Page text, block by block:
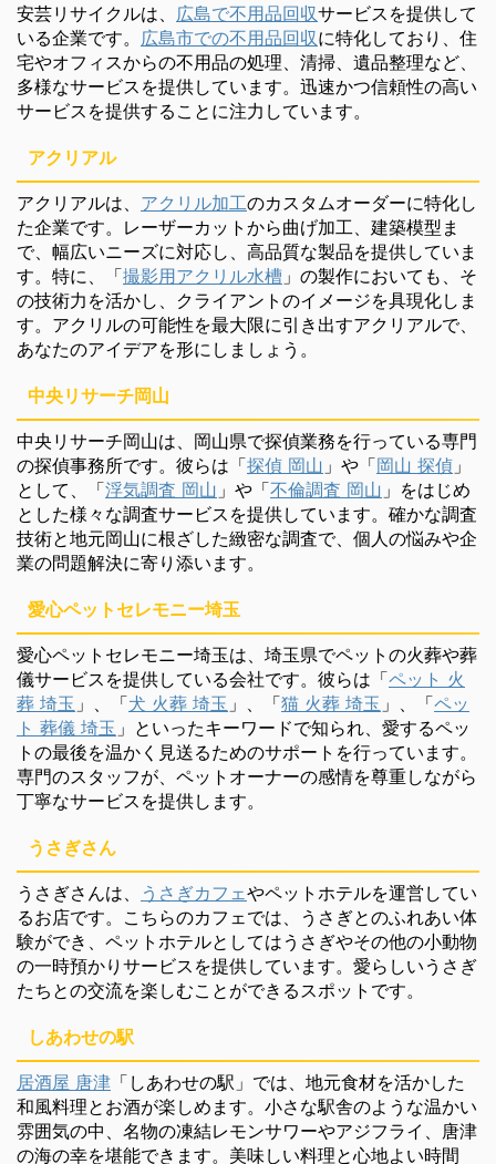
安芸リサイクルは、 広島で不用品回収サービスを提供して
いる企業です。 広島市での不用品回収に特化しており、住
宅やオフィスからの不用品の処理、清掃、遺品整理など、
多様なサービスを提供しています。迅速かつ信頼性の高い
サービスを提供することに注力しています。
アクリアル
アクリアルは、 アクリル加工のカスタムオーダーに特化し
た企業です。レーザーカットから曲げ加工、建築模型ま
で、幅広いニーズに対応し、高品質な製品を提供していま
す。特に、「撮影用アクリル水槽 」の製作においても、そ
の技術力を活かし、クライアントのイメージを具現化しま
す。アクリルの可能性を最大限に引き出すアクリアルで、
あなたのアイデアを形にしましょう。
中央リサーチ岡山
中央リサーチ岡山は、岡山県で探偵業務を行っている専門
の探偵事務所です。彼らは「探偵 岡山 」や「岡山 探偵 」
として、「浮気調査 岡山 」や「不倫調査 岡山 」をはじめ
とした様々な調査サービスを提供しています。確かな調査
技術と地元岡山に根ざした緻密な調査で、個人の悩みや企
業の問題解決に寄り添います。
愛心ペットセレモニー埼玉
愛心ペットセレモニー埼玉は、埼玉県でペットの火葬や葬
儀サービスを提供している会社です。彼らは「ペット 火
葬 埼玉 」、「犬 火葬 埼玉 」、「猫 火葬 埼玉 」、「ペッ
ト 葬儀 埼玉 」といったキーワードで知られ、愛するペッ
トの最後を温かく見送るためのサポートを行っています。
専門のスタッフが、ペットオーナーの感情を尊重しながら
丁寧なサービスを提供します。
うさぎさん
うさぎさんは、 うさぎカフェやペットホテルを運営してい
るお店です。こちらのカフェでは、うさぎとのふれあい体
験ができ、ペットホテルとしてはうさぎやその他の小動物
の一時預かりサービスを提供しています。愛らしいうさぎ
たちとの交流を楽しむことができるスポットです。
しあわせの駅
居酒屋 唐津 「しあわせの駅」では、地元食材を活かした
和風料理とお酒が楽しめます。小さな駅舎のような温かい
雰囲気の中、名物の凍結レモンサワーやアジフライ、唐津
の海の幸を堪能できます。美味しい料理と心地よい時間